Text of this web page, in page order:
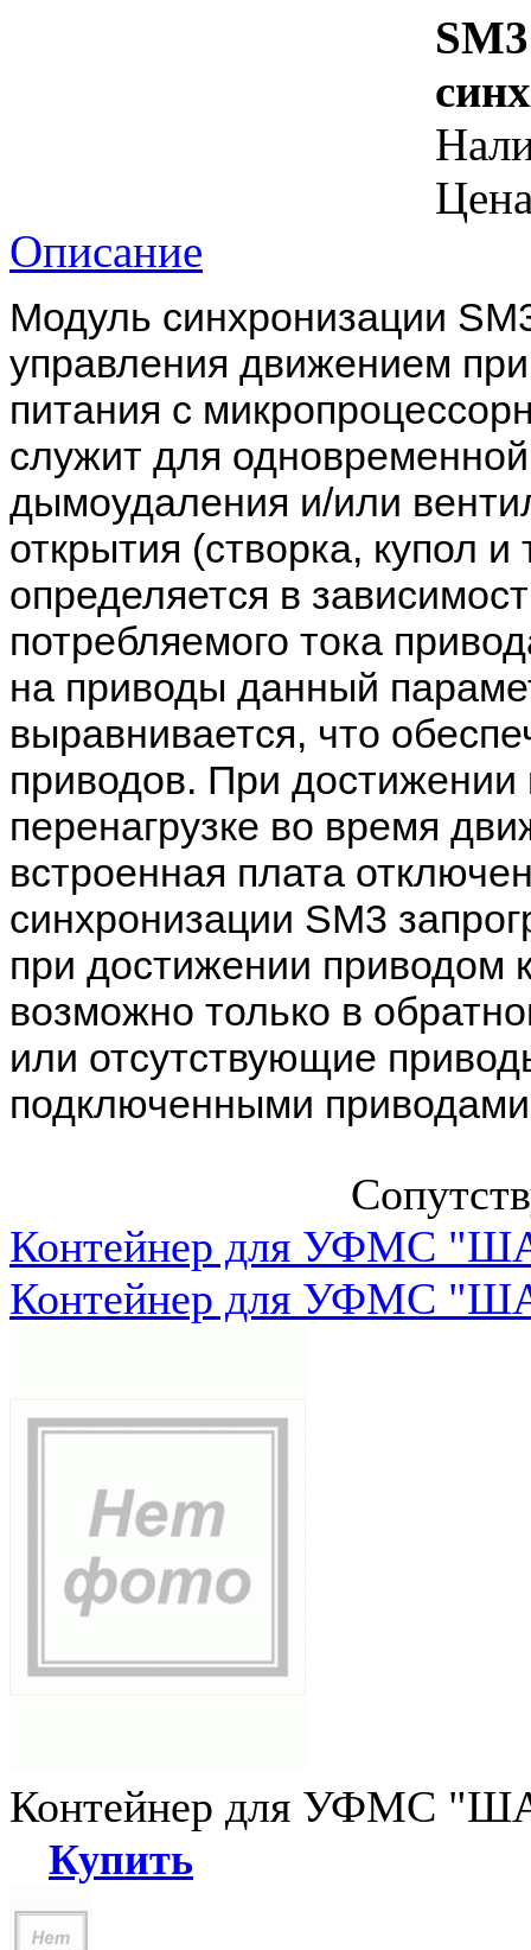
Описание
Модуль синхронизации
управления движением
питания с
служит для
дымоудаления и/или
открытия (створка, купол
определяется в
потребляемого тока
на приводы данный
выравнивается, что
приводов. При достижении
перенагрузке во время
встроенная плата
синхронизации SM3
при достижении приводом
возможно только в
или отсутствующие
подключенными
Контейнер для УФМС
Контейнер для УФМС
Контейнер для УФМС
Купить